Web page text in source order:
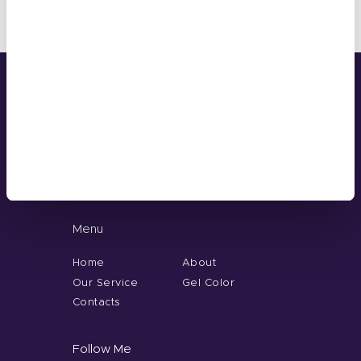
Menu
Home
About
Our Service
Gel Color
Contacts
Follow Me